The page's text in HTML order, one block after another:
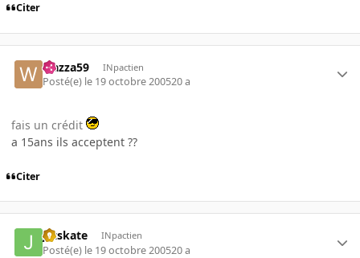
Citer
wazza59 INpactien
Posté(e) le 19 octobre 200520 a
fais un crédit
a 15ans ils acceptent ??
Citer
jetskate INpactien
Posté(e) le 19 octobre 200520 a